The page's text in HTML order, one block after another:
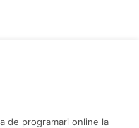
de programari online la